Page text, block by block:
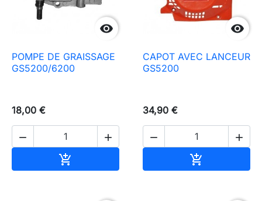

POMPE DE GRAISSAGE
GS5200/6200
18,00 €
 


CAPOT AVEC LANCEUR
GS5200
34,90 €
 
